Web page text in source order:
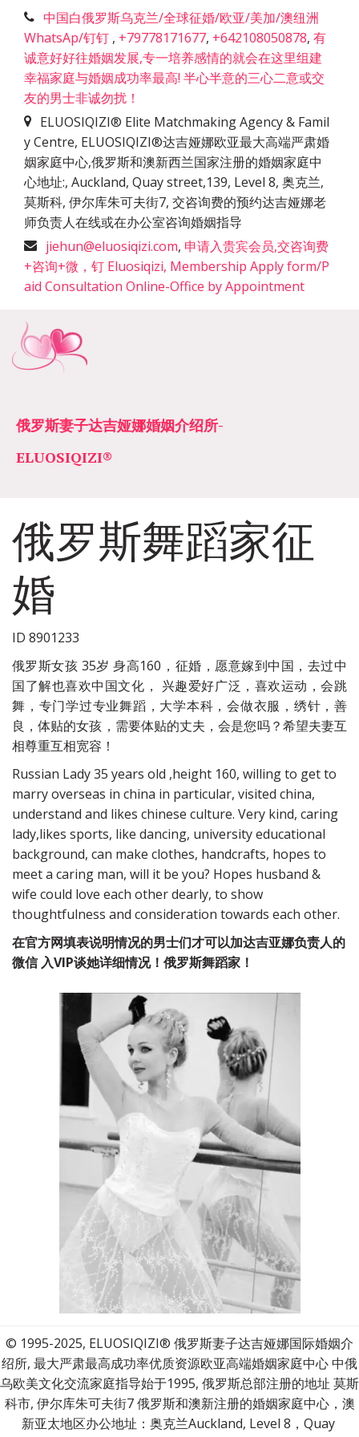
中国白俄罗斯乌克兰/全球征婚/欧亚/美加/澳纽洲
WhatsAp/钉钉 , +79778171677, +642108050878, 有
诚意好好往婚姻发展,专一培养感情的就会在这里组建
幸福家庭与婚姻成功率最高! 半心半意的三心二意或交
友的男士非诚勿扰！
ELUOSIQIZI® Elite Matchmaking Agency & Famil
y Centre, ELUOSIQIZI®达吉娅娜欧亚最大高端严肃婚
姻家庭中心,俄罗斯和澳新西兰国家注册的婚姻家庭中
心地址:, Auckland, Quay street,139, Level 8, 奥克兰,
莫斯科, 伊尔库朱可夫街7, 交咨询费的预约达吉娅娜老
师负责人在线或在办公室咨询婚姻指导
jiehun@eluosiqizi.com, 申请入贵宾会员,交咨询费
+咨询+微，钉 Eluosiqizi, Membership Apply form/P
aid Consultation Online-Office by Appointment
俄罗斯妻子达吉娅娜婚姻介绍所­­
ELUOSIQIZI®
俄罗斯舞蹈家征
婚
ID 8901233
俄罗斯女孩 35岁 身高160，征婚，愿意嫁到中国，去过中
国了解也喜欢中国文化， 兴趣爱好广泛，喜欢运动，会跳
舞，专门学过专业舞蹈，大学本科，会做衣服，绣针，善
良，体贴的女孩，需要体贴的丈夫，会是您吗？希望夫妻互
相尊重互相宽容！
Russian Lady 35 years old ,height 160, willing to get to
marry overseas in china in particular, visited china,
understand and likes chinese culture. Very kind, caring
lady,likes sports, like dancing, university educational
background, can make clothes, handcrafts, hopes to
meet a caring man, will it be you? Hopes husband &
wife could love each other dearly, to show
thoughtfulness and consideration towards each other.
在官方网填表说明情况的男士们才可以加达吉亚娜负责人的
微信 入VIP谈她详细情况！俄罗斯舞蹈家！
© 1995-2025, ELUOSIQIZI® 俄罗斯妻子达吉娅娜国际婚姻介
绍所, 最大严肃最高成功率优质资源欧亚高端婚姻家庭中心 中俄
乌欧美文化交流家庭指导始于1995, 俄罗斯总部注册的地址 莫斯
科市, 伊尔库朱可夫街7 俄罗斯和澳新注册的婚姻家庭中心，澳
新亚太地区办公地址：奥克兰Auckland, Level 8，Quay